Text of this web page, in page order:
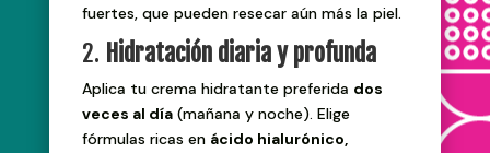
fuertes, que pueden resecar aún más la piel.
2. Hidratación diaria y profunda
Aplica tu crema hidratante preferida dos
veces al día(mañana y noche). Elige
fórmulas ricas en ácido hialurónico,